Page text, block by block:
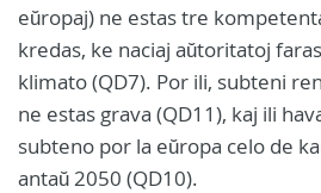
eŭropaj) ne estas tre
kredas, ke naciaj aŭtoritatoj
klimato (QD7). Por ili, subteni
ne estas grava (QD11), kaj ili
subteno por la eŭropa celo de
antaŭ 2050 (QD10).